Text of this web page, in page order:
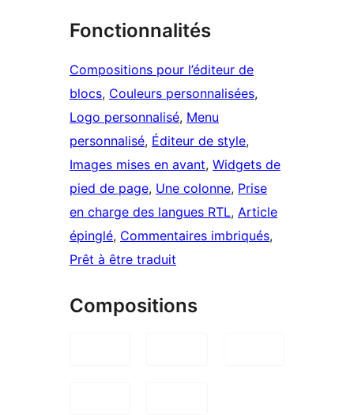
Fonctionnalités
Compositions pour l’éditeur de
blocs, Couleurs personnalisées
Logo personnalisé, Menu
personnalisé, Éditeur de style
Images mises en avant, Widgets de
pied de page, Une colonne, Prise
en charge des langues RTL, Article
épinglé, Commentaires imbriqués
Prêt à être traduit
Compositions